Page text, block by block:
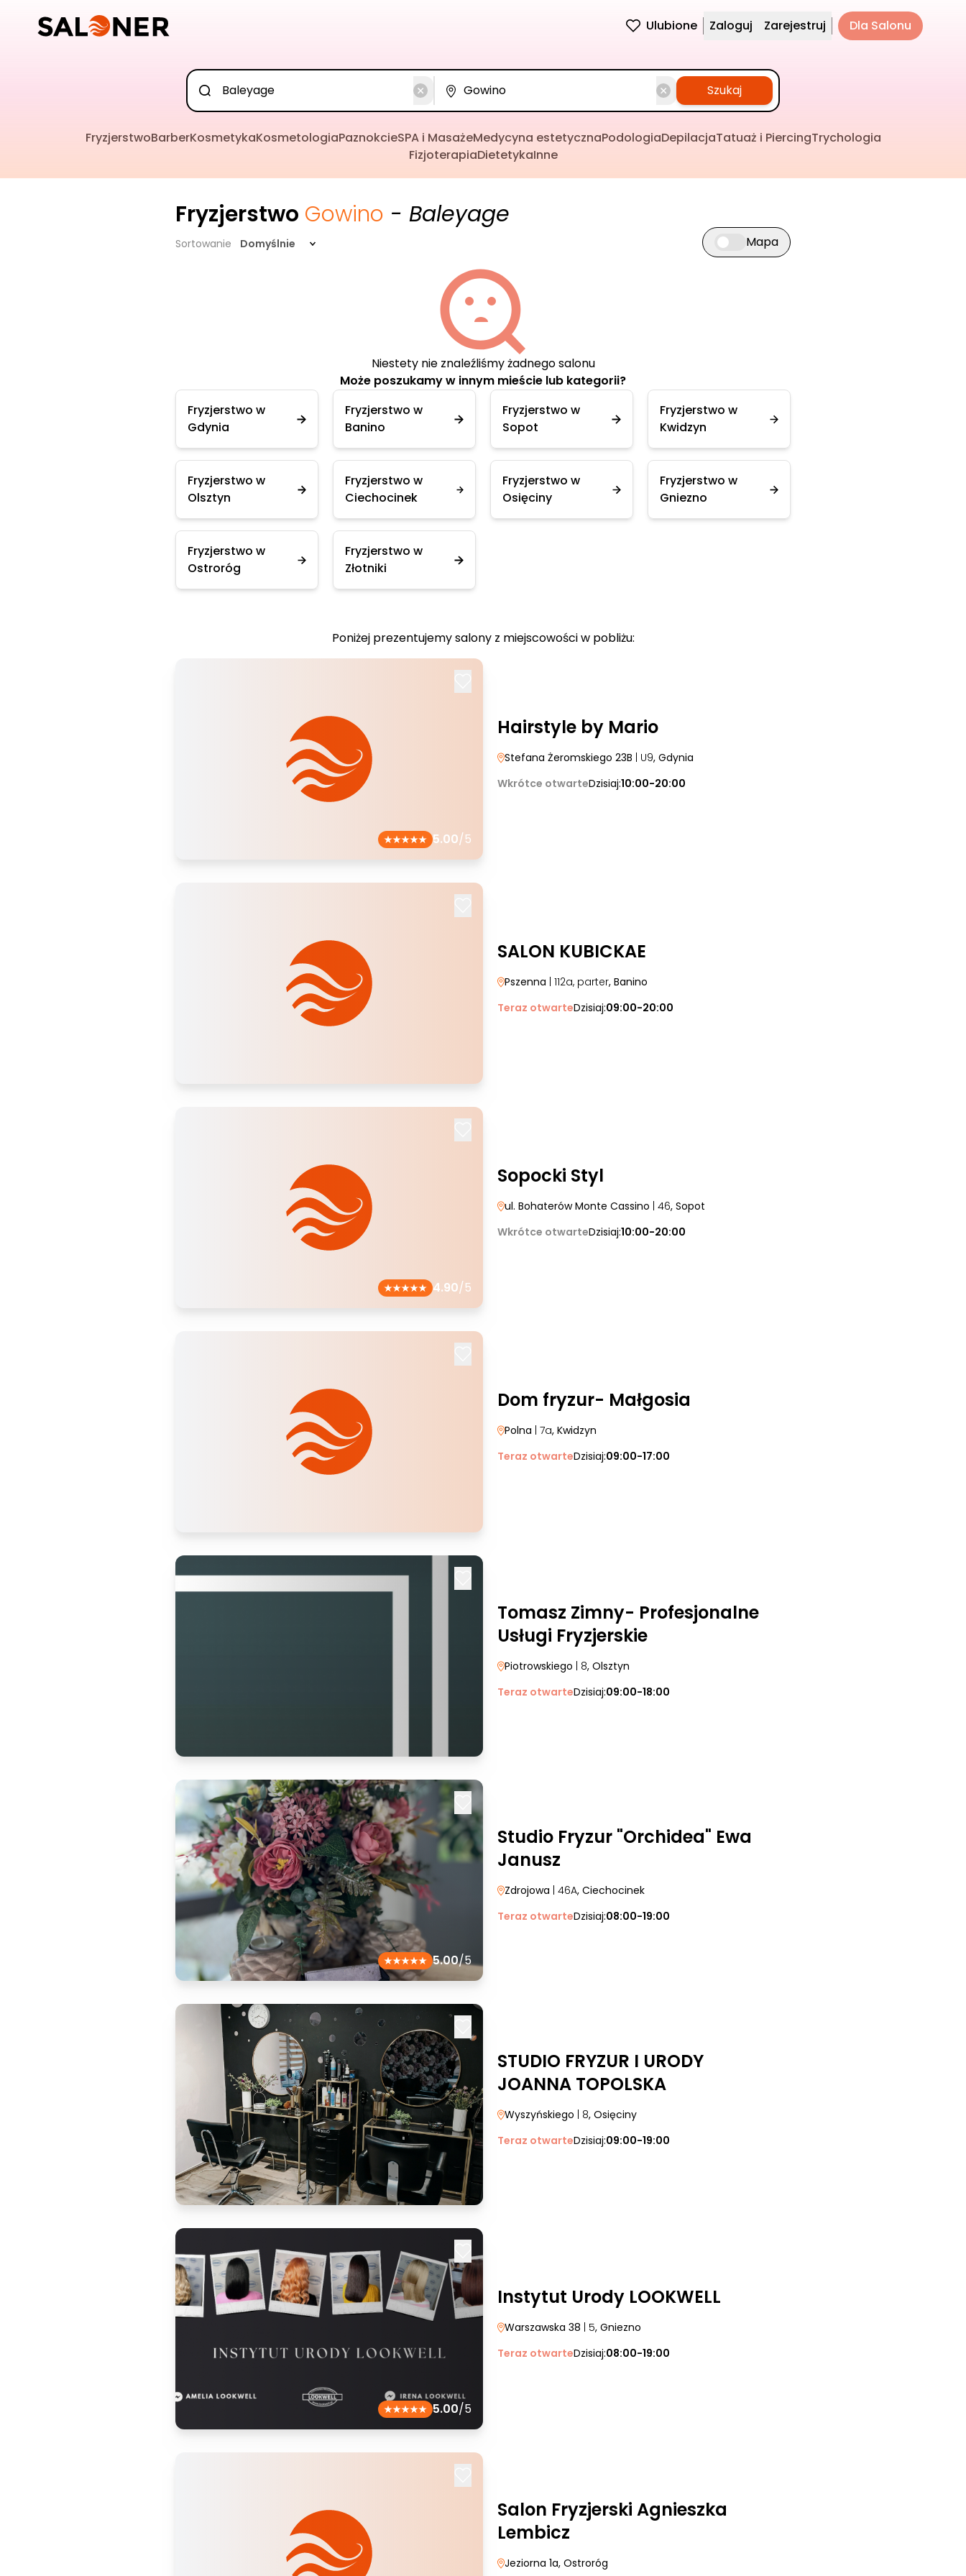
Ulubione Zaloguj Zarejestruj Dla Salonu
Szukaj
FryzjerstwoBarberKosmetykaKosmetologiaPaznokcieSPA i MasażeMedycyna estetycznaPodologiaDepilacjaTatuaż i PiercingTrychologia
FizjoterapiaDietetykaInne
Fryzjerstwo Gowino - Baleyage
Sortowanie Domyślnie Przełącz widok mapy
Mapa
Niestety nie znaleźliśmy żadnego salonu
Może poszukamy w innym mieście lub kategorii?
Fryzjerstwo w
Gdynia
Fryzjerstwo w
Banino
Fryzjerstwo w
Sopot
Fryzjerstwo w
Kwidzyn
Fryzjerstwo w
Olsztyn
Fryzjerstwo w
Ciechocinek
Fryzjerstwo w
Osięciny
Fryzjerstwo w
Gniezno
Fryzjerstwo w
Ostroróg
Fryzjerstwo w
Złotniki
Poniżej prezentujemy salony z miejscowości w pobliżu:
5.00/5
Hairstyle by Mario
Stefana Żeromskiego 23B | U9, Gdynia
Wkrótce otwarteDzisiaj:10:00-20:00
SALON KUBICKAE
Pszenna | 112a, parter, Banino
Teraz otwarteDzisiaj:09:00-20:00
4.90/5
Sopocki Styl
ul. Bohaterów Monte Cassino | 46, Sopot
Wkrótce otwarteDzisiaj:10:00-20:00
Dom fryzur- Małgosia
Polna | 7a, Kwidzyn
Teraz otwarteDzisiaj:09:00-17:00
Tomasz Zimny- Profesjonalne
Usługi Fryzjerskie
Piotrowskiego | 8, Olsztyn
Teraz otwarteDzisiaj:09:00-18:00
5.00/5
Studio Fryzur "Orchidea" Ewa
Janusz
Zdrojowa | 46A, Ciechocinek
Teraz otwarteDzisiaj:08:00-19:00
STUDIO FRYZUR I URODY
JOANNA TOPOLSKA
Wyszyńskiego | 8, Osięciny
Teraz otwarteDzisiaj:09:00-19:00
5.00/5
Instytut Urody LOOKWELL
Warszawska 38 | 5, Gniezno
Teraz otwarteDzisiaj:08:00-19:00
Salon Fryzjerski Agnieszka
Lembicz
Jeziorna 1a, Ostroróg